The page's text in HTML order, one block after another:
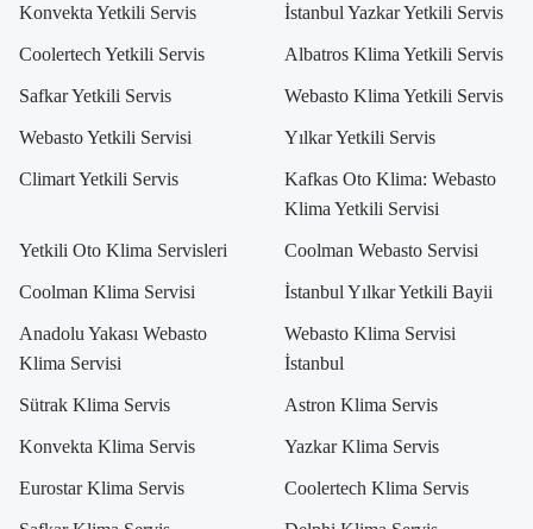
Konvekta Yetkili Servis İstanbul Yazkar Yetkili Servis
Coolertech Yetkili Servis Albatros Klima Yetkili Servis
Safkar Yetkili Servis Webasto Klima Yetkili Servis
Webasto Yetkili Servisi Yılkar Yetkili Servis
Climart Yetkili Servis
Kafkas Oto Klima: Webasto
Klima Yetkili Servisi
Yetkili Oto Klima Servisleri Coolman Webasto Servisi
Coolman Klima Servisi İstanbul Yılkar Yetkili Bayii
Anadolu Yakası Webasto
Klima Servisi
Webasto Klima Servisi
İstanbul
Sütrak Klima Servis Astron Klima Servis
Konvekta Klima Servis Yazkar Klima Servis
Eurostar Klima Servis Coolertech Klima Servis